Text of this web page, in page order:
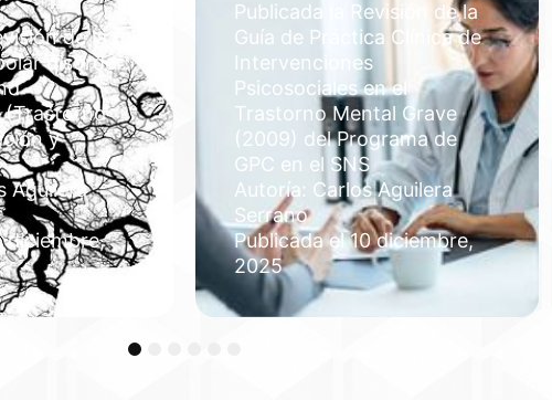
de la
disorder:
(Trastorno
y
Aguilera
diciembre,
Publicada la Revisión de la
Guía de Práctica Clínica de
Intervenciones
Psicosociales en el
Trastorno Mental Grave
(2009) del Programa de
GPC en el SNS
Autoría: Carlos Aguilera
Serrano
Publicada el 10 diciembre,
2025
4